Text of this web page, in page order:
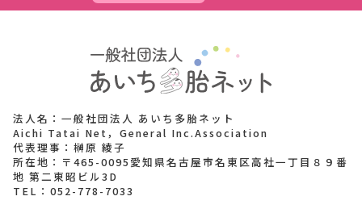
法人名：一般社団法人 あいち多胎ネット
Aichi Tatai Net，General Inc.Association
代表理事：榊原 綾子
所在地：〒465-0095愛知県名古屋市名東区高社一丁目８９番
地 第二東昭ビル3D
TEL： 052-778-7033